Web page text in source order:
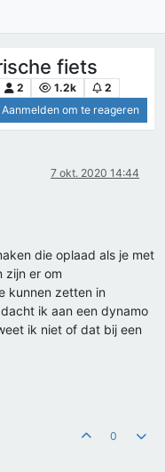
fiets
2 1.2k
2
Aanmelden om te reageren
7 okt. 2020 14:44
die oplaad als je met
zijn er om
kunnen zetten in
ik aan een dynamo
ik niet of dat bij een
0